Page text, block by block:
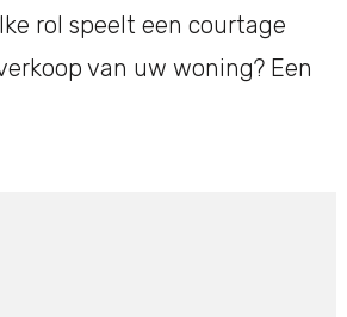
rol speelt een courtage
van uw woning? Een